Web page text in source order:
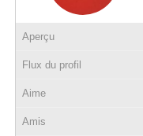
Aperçu
Flux du profil
Aime
Amis